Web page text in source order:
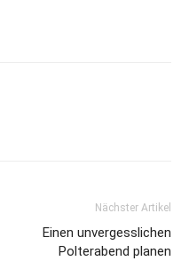
Nächster Artikel
Einen unvergesslichen
Polterabend planen